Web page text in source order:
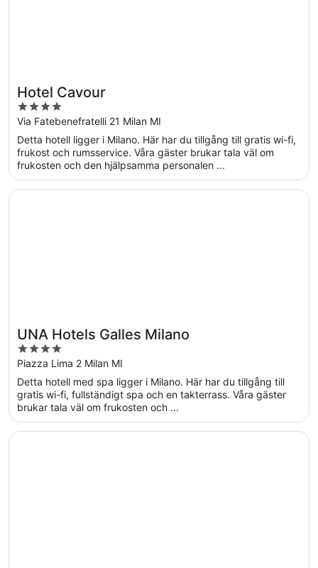
Hotel Cavour
4
out
of
5
Via Fatebenefratelli 21 Milan MI
Detta hotell ligger i Milano. Här har du tillgång till gratis wi-fi,
frukost och rumsservice. Våra gäster brukar tala väl om
frukosten och den hjälpsamma personalen ...
UNA Hotels Galles Milano
4
out
of
5
Piazza Lima 2 Milan MI
Detta hotell med spa ligger i Milano. Här har du tillgång till
gratis wi-fi, fullständigt spa och en takterrass. Våra gäster
brukar tala väl om frukosten och ...
Öppnas i ett nytt fönster
UNA Hotels Galles Milano
Öppnas i ett nytt fönster
Uptown Palace